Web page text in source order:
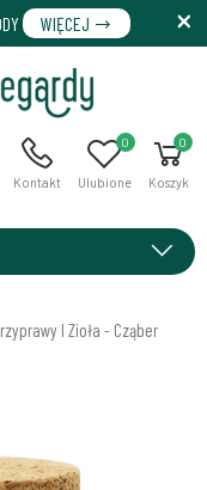
WIĘCEJ
Kontakt Ulubione
0 0
Koszyk
I Zioła - Cząber